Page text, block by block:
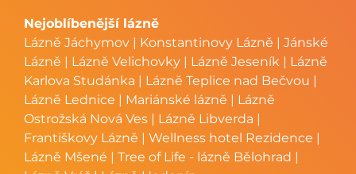
Nejoblíbenější lázně
Lázně Jáchymov | Konstantinovy Lázně | Jánské
Lázně | Lázně Velichovky | Lázně Jeseník | Lázně
Karlova Studánka | Lázně Teplice nad Bečvou |
Lázně Lednice | Mariánské lázně | Lázně
Ostrožská Nová Ves | Lázně Libverda |
Františkovy Lázně | Wellness hotel Rezidence |
Lázně Mšené | Tree of Life - lázně Bělohrad |